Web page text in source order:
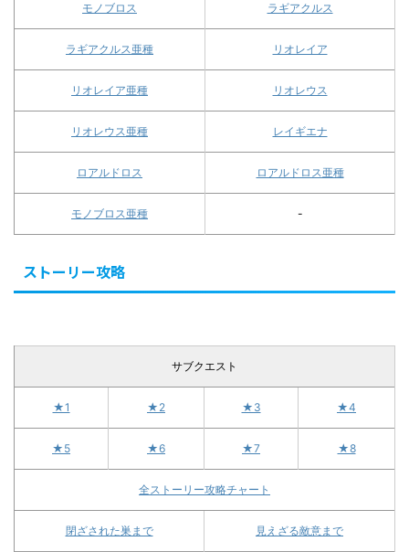
モノブロス ラギアクルス
ラギアクルス亜種 リオレイア
リオレイア亜種 リオレウス
リオレウス亜種 レイギエナ
ロアルドロス ロアルドロス亜種
モノブロス亜種 -
ストーリー攻略
サブクエスト
★1 ★2 ★3 ★4
★5 ★6 ★7 ★8
全ストーリー攻略チャート
閉ざされた巣まで 見えざる敵意まで